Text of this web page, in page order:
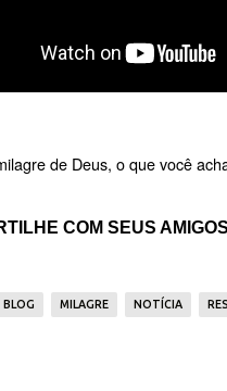
de Deus, o que você
COM SEUS
BLOG MILAGRE NOTÍCIA